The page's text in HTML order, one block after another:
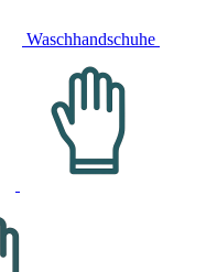
Waschhandschuhe